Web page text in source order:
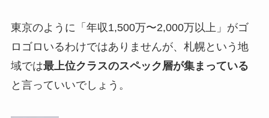
東京のように「年収1,500万〜2,000万以上」がゴ
ロゴロいるわけではありませんが、札幌という地
域では最上位クラスのスペック層が集まっている
と言っていいでしょう。